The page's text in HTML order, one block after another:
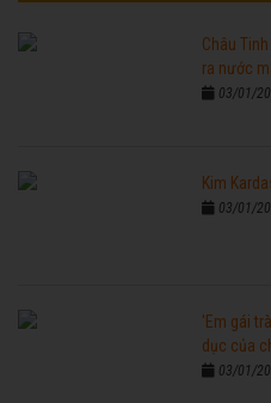
Châu
ra nước
03/01/
Kim
03/01/
'Em gái
dục của
03/01/